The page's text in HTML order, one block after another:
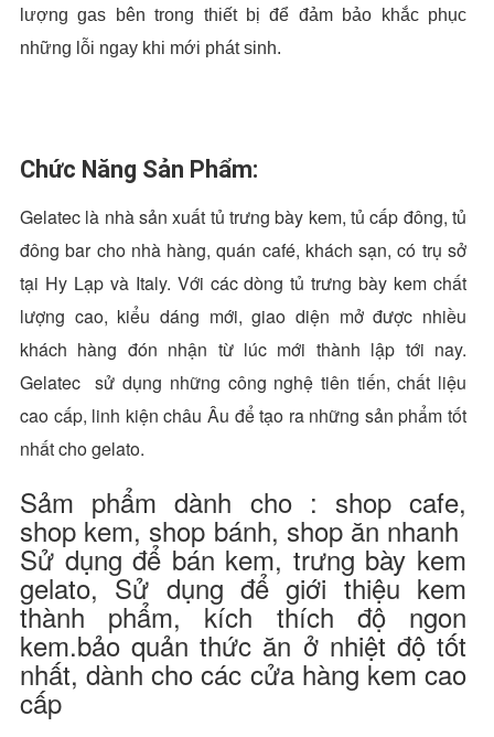
lượng gas bên trong thiết bị để đảm bảo khắc phục
những lỗi ngay khi mới phát sinh.
Chức Năng Sản Phẩm:
Gelatec là nhà sản xuất tủ trưng bày kem, tủ cấp đông, tủ
đông bar cho nhà hàng, quán café, khách sạn, có trụ sở
tại Hy Lạp và Italy. Với các dòng tủ trưng bày kem chất
lượng cao, kiểu dáng mới, giao diện mở được nhiều
khách hàng đón nhận từ lúc mới thành lập tới nay.
Gelatec sử dụng những công nghệ tiên tiến, chất liệu
cao cấp, linh kiện châu Âu để tạo ra những sản phẩm tốt
nhất cho gelato.
Sảm phẩm dành cho : shop cafe,
shop kem, shop bánh, shop ăn nhanh
Sử dụng để bán kem, trưng bày kem
gelato, Sử dụng để giới thiệu kem
thành phẩm, kích thích độ ngon
kem.bảo quản thức ăn ở nhiệt độ tốt
nhất, dành cho các cửa hàng kem cao
cấp